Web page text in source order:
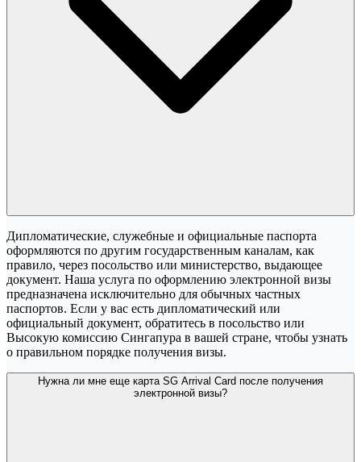
Дипломатические, служебные и официальные паспорта
оформляются по другим государственным каналам, как
правило, через посольство или министерство, выдающее
документ. Наша услуга по оформлению электронной визы
предназначена исключительно для обычных частных
паспортов. Если у вас есть дипломатический или
официальный документ, обратитесь в посольство или
Высокую комиссию Сингапура в вашей стране, чтобы узнать
о правильном порядке получения визы.
Нужна ли мне еще карта SG Arrival Card после получения
электронной визы?